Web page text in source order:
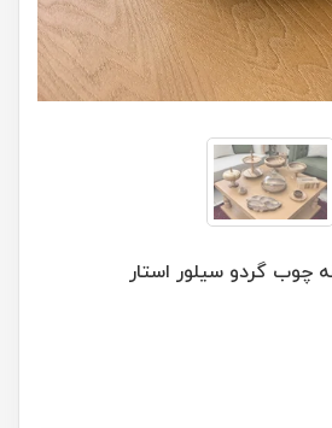
چوب گردو سیلور استار